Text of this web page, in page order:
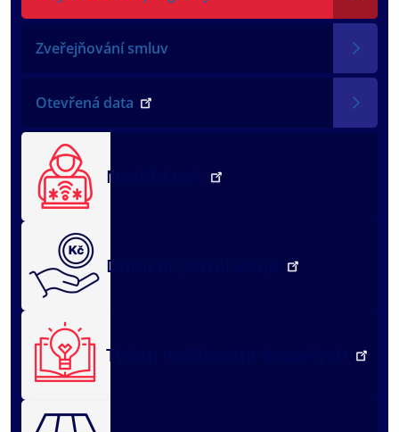
Zveřejňování smluv
Otevřená data
NežKlikneš
Dotační portál kraje
Týden vzdělávání dospělých